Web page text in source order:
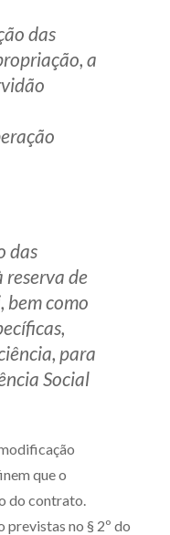
das
a
das
reserva de
bem como
para
Social
que o
do contrato.
previstas no § 2º do